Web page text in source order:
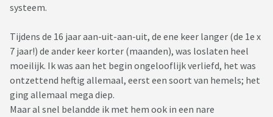
systeem.
Tijdens de 16 jaar aan-uit-aan-uit, de ene keer langer (de 1e x
7 jaar!) de ander keer korter (maanden), was loslaten heel
moeilijk. Ik was aan het begin ongelooflijk verliefd, het was
ontzettend heftig allemaal, eerst een soort van hemels; het
ging allemaal mega diep.
Maar al snel belandde ik met hem ook in een nare